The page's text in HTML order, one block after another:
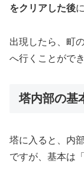
をクリアした後
出現したら、町
へ行くことがで
塔内部の基
塔に入ると、内
ですが、基本は